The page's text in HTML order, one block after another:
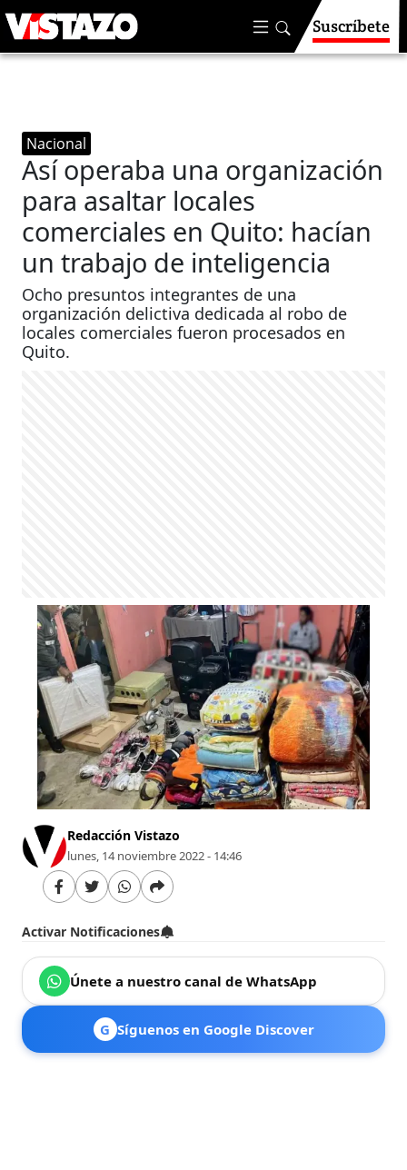
Suscríbete
Nacional
Así operaba una organización
para asaltar locales
comerciales en Quito: hacían
un trabajo de inteligencia
Ocho presuntos integrantes de una
organización delictiva dedicada al robo de
locales comerciales fueron procesados en
Quito.
Redacción Vistazo
lunes, 14 noviembre 2022 - 14:46
Activar Notificaciones
Únete a nuestro canal de WhatsApp
G Síguenos en Google Discover